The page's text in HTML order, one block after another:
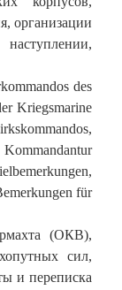
организации
des
Kriegsmarine
für
(ОКВ),
сил,
и переписка